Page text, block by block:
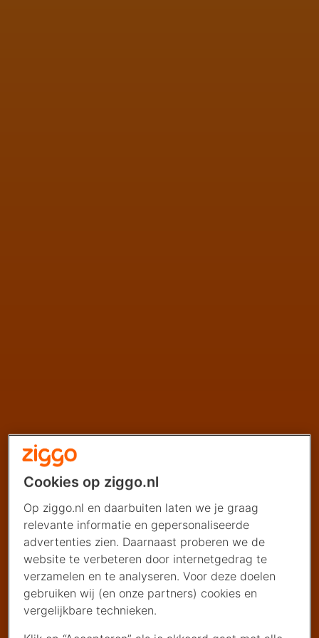
Cookies op ziggo.nl
Op ziggo.nl en daarbuiten laten we je graag
relevante informatie en gepersonaliseerde
advertenties zien. Daarnaast proberen we de
website te verbeteren door internetgedrag te
verzamelen en te analyseren. Voor deze doelen
gebruiken wij (en onze partners) cookies en
vergelijkbare technieken.